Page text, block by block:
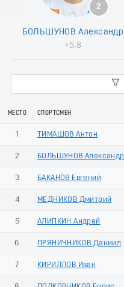
2
БОЛЬШУНОВ Александр
+5.8
МЕСТО СПОРТСМЕН
1 ТИМАШОВ Антон
2 БОЛЬШУНОВ Александр
3 БАКАНОВ Евгений
4 МЕДНИКОВ Дмитрий
5 АЛИПКИН Андрей
6 ПРЯНИЧНИКОВ Даниил
7 КИРИЛЛОВ Иван